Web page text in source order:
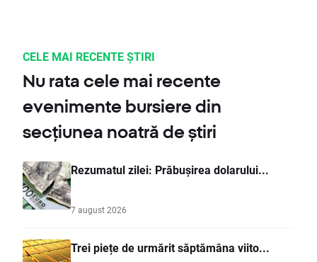
CELE MAI RECENTE ȘTIRI
Nu rata cele mai recente
evenimente bursiere din
secțiunea noatră de știri
Rezumatul zilei: Prăbușirea dolarului...
7 august 2026
Trei piețe de urmărit săptămâna viito...